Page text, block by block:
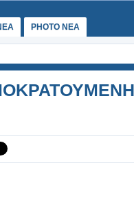
PHOTO NEA